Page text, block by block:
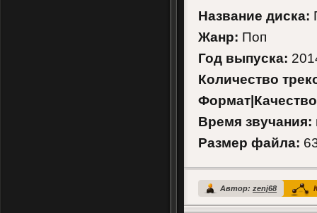
Название диска:
Жанр: Поп
Год выпуска:
Количество
Время звучания:
Размер файла:
Автор: zenj68